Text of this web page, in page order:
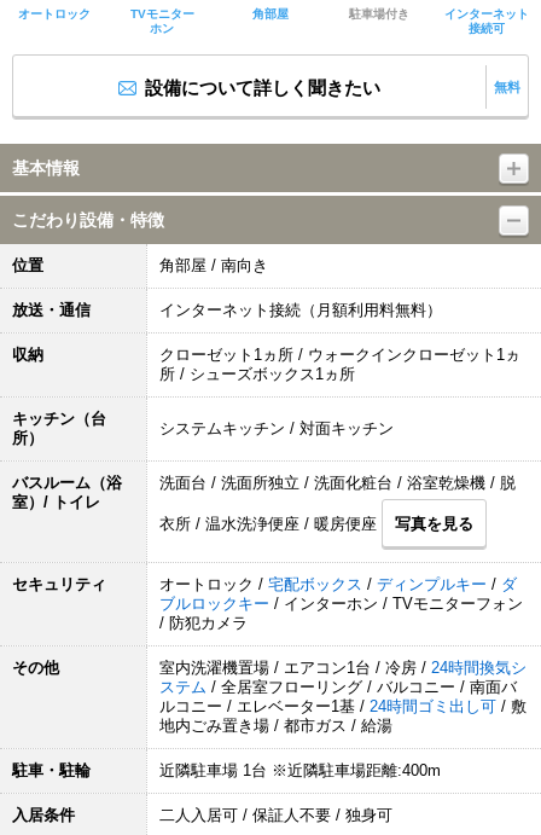
オートロック
TVモニター
ホン
角部屋 駐車場付き
インターネット
接続可
設備について詳しく聞きたい 無料
基本情報
こだわり設備・特徴
位置 角部屋 / 南向き
放送・通信 インターネット接続（月額利用料無料）
収納
クローゼット1ヵ所 / ウォークインクローゼット1ヵ
所 / シューズボックス1ヵ所
キッチン（台
所）
システムキッチン / 対面キッチン
バスルーム（浴
室）/ トイレ
洗面台 / 洗面所独立 / 洗面化粧台 / 浴室乾燥機 / 脱
衣所 / 温水洗浄便座 / 暖房便座 写真を見る
セキュリティ オートロック / 宅配ボックス / ディンプルキー / ダ
ブルロックキー / インターホン / TVモニターフォン
/ 防犯カメラ
その他 室内洗濯機置場 / エアコン1台 / 冷房 / 24時間換気シ
ステム / 全居室フローリング / バルコニー / 南面バ
ルコニー / エレベーター1基 / 24時間ゴミ出し可 / 敷
地内ごみ置き場 / 都市ガス / 給湯
駐車・駐輪 近隣駐車場 1台 ※近隣駐車場距離:400m
入居条件 二人入居可 / 保証人不要 / 独身可